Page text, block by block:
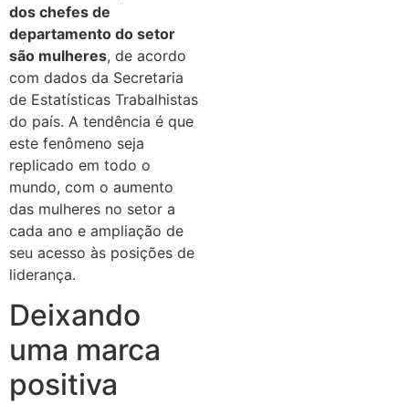
dos chefes de
departamento do setor
são mulheres, de acordo
com dados da Secretaria
de Estatísticas Trabalhistas
do país. A tendência é que
este fenômeno seja
replicado em todo o
mundo, com o aumento
das mulheres no setor a
cada ano e ampliação de
seu acesso às posições de
liderança.
Deixando
uma marca
positiva